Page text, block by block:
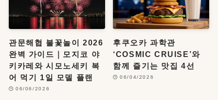
관문해협 불꽃놀이 2026
완벽 가이드｜모지코 야
키카레와 시모노세키 복
어 먹기 1일 모델 플랜
06/06/2026
후쿠오카 과학관
‘COSMIC CRUISE’와
함께 즐기는 맛집 4선
06/04/2026